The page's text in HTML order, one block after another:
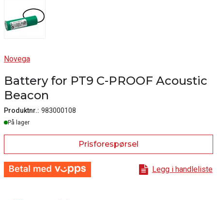
Novega
Battery for PT9 C-PROOF Acoustic
Beacon
Produktnr.: 983000108
Lager
På lager
Prisforespørsel
Legg i handleliste